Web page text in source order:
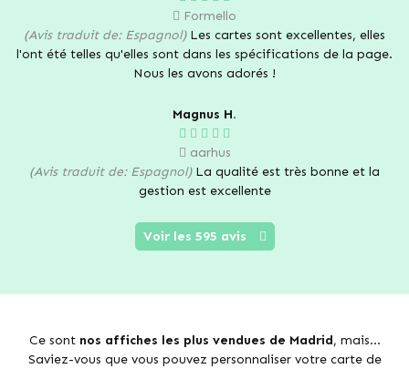
Formello
(Avis traduit de: Espagnol)Les cartes sont excellentes, elles
l'ont été telles qu'elles sont dans les spécifications de la page.
Nous les avons adorés !
Magnus H.
aarhus
(Avis traduit de: Espagnol)La qualité est très bonne et la
gestion est excellente
Voir les 595 avis
Ce sont nos affiches les plus vendues de Madrid, mais...
Saviez-vous que vous pouvez personnaliser votre carte de